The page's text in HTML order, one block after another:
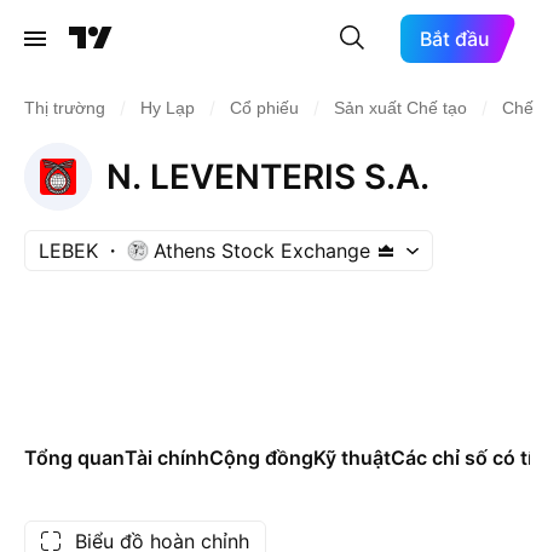
Bắt đầu
Thị trường Hy Lạp Cổ phiếu Sản xuất Chế tạo Chế
N. LEVENTERIS S.A.
LEBEK Athens Stock Exchange
Tổng quanTài chínhCộng đồngKỹ thuậtCác chỉ số có
Biểu đồ hoàn chỉnh